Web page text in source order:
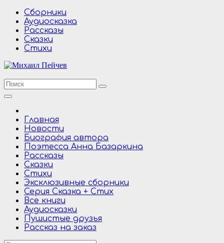
Перейти
содержимому
Сборники
Аудиосказка
Рассказы
Сказки
Стихи
Главная
Новости
Биография автора
Поэтесса Анна Базаркина
Рассказы
Сказки
Стихи
Эксклюзивные сборники
Серия Сказка + Стих
Все книги
Аудиосказки
Пушистые друзья
Рассказ на заказ